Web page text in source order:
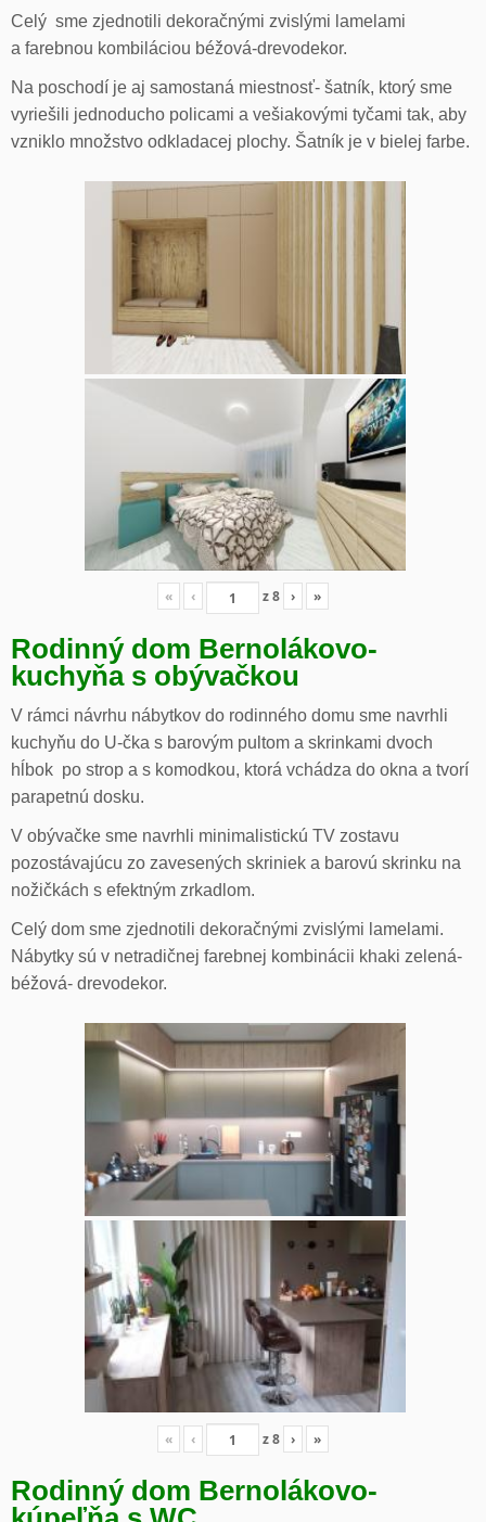
Celý sme zjednotili dekoračnými zvislými lamelami
a farebnou kombiláciou béžová-drevodekor.
Na poschodí je aj samostaná miestnosť- šatník, ktorý sme
vyriešili jednoducho policami a vešiakovými tyčami tak, aby
vzniklo množstvo odkladacej plochy. Šatník je v bielej farbe.
« ‹ z8 › »
Rodinný dom Bernolákovo-
kuchyňa s obývačkou
V rámci návrhu nábytkov do rodinného domu sme navrhli
kuchyňu do U-čka s barovým pultom a skrinkami dvoch
hĺbok po strop a s komodkou, ktorá vchádza do okna a tvorí
parapetnú dosku.
V obývačke sme navrhli minimalistickú TV zostavu
pozostávajúcu zo zavesených skriniek a barovú skrinku na
nožičkách s efektným zrkadlom.
Celý dom sme zjednotili dekoračnými zvislými lamelami.
Nábytky sú v netradičnej farebnej kombinácii khaki zelená-
béžová- drevodekor.
« ‹ z8 › »
Rodinný dom Bernolákovo-